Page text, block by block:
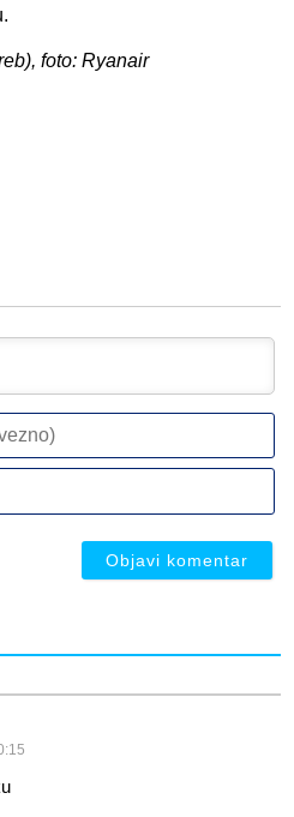
foto: Ryanair